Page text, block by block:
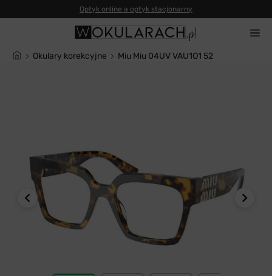
Okulary korekcyjne Miu Miu 04UV VAU1O1 52